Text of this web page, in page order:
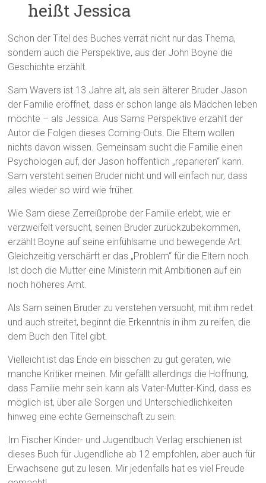
heißt Jessica
Schon der Titel des Buches verrät nicht nur das Thema,
sondern auch die Perspektive, aus der John Boyne die
Geschichte erzählt.
Sam Wavers ist 13 Jahre alt, als sein älterer Bruder Jason
der Familie eröffnet, dass er schon lange als Mädchen leben
möchte – als Jessica. Aus Sams Perspektive erzählt der
Autor die Folgen dieses Coming-Outs. Die Eltern wollen
nichts davon wissen. Gemeinsam sucht die Familie einen
Psychologen auf, der Jason hoffentlich „reparieren“ kann.
Sam versteht seinen Bruder nicht und will einfach nur, dass
alles wieder so wird wie früher.
Wie Sam diese Zerreißprobe der Familie erlebt, wie er
verzweifelt versucht, seinen Bruder zurückzubekommen,
erzählt Boyne auf seine einfühlsame und bewegende Art.
Gleichzeitig verschärft er das „Problem“ für die Eltern noch.
Ist doch die Mutter eine Ministerin mit Ambitionen auf ein
noch höheres Amt.
Als Sam seinen Bruder zu verstehen versucht, mit ihm redet
und auch streitet, beginnt die Erkenntnis in ihm zu reifen, die
dem Buch den Titel gibt.
Vielleicht ist das Ende ein bisschen zu gut geraten, wie
manche Kritiker meinen. Mir gefällt allerdings die Hoffnung,
dass Familie mehr sein kann als Vater-Mutter-Kind, dass es
möglich ist, über alle Sorgen und Unterschiedlichkeiten
hinweg eine echte Gemeinschaft zu sein.
Im Fischer Kinder- und Jugendbuch Verlag erschienen ist
dieses Buch für Jugendliche ab 12 empfohlen, aber auch für
Erwachsene gut zu lesen. Mir jedenfalls hat es viel Freude